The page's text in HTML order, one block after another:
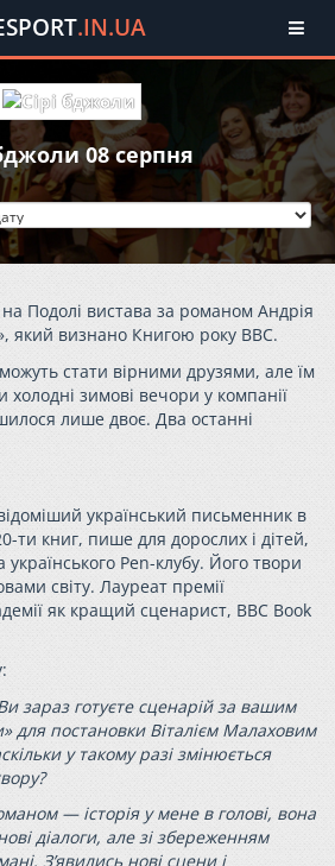
.IN.UA
08 серпня
Подолі вистава за романом Андрія
який визнано Книгою року ВВС.
стати вірними друзями, але їм
холодні зимові вечори у компанії
лише двоє. Два останні
український письменник в
ти книг, пише для дорослих і дітей,
українського Pen-клубу. Його твори
світу. Лауреат премії
як кращий сценарист, BBC Book
зараз готуєте сценарій за вашим
для постановки Віталієм Малаховим
у такому разі змінюється
— історія у мене в голові, вона
діалоги, але зі збереженням
З’явились нові сцени і